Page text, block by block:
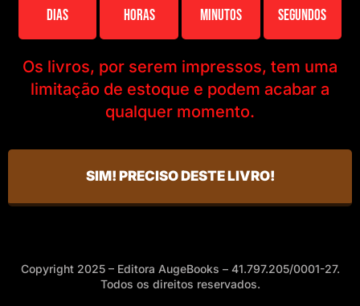
Dias Horas Minutos Segundos
Os livros, por serem impressos, tem uma
limitação de estoque e podem acabar a
qualquer momento.
SIM! PRECISO DESTE LIVRO!
Copyright 2025 – Editora AugeBooks – 41.797.205/0001-27.
Todos os direitos reservados.